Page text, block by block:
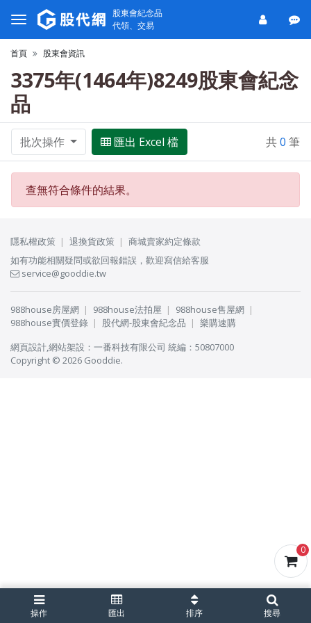
0
股東會紀念品
代領、交易
首頁 股東會資訊
3375年(1464年)8249股東會紀念
品
批次操作 匯出 Excel 檔 共0 筆
查無符合條件的結果。
操作 匯出 排序 搜尋
隱私權政策 退換貨政策
商城賣家約定條款
如有功能相關疑問或欲回報錯誤，歡迎寫信給客服
service@gooddie.tw
988house房屋網 988house法拍屋
988house售屋網
988house實價登錄
股代網-股東會紀念品
樂購速購
網頁設計,網站架設 ： 一番科技有限公司 統編：50807000
Copyright © 2026 Gooddie.